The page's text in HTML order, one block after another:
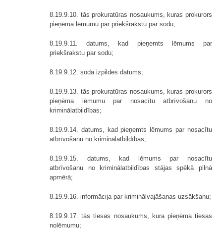
8.19.9.10. tās prokuratūras nosaukums, kuras prokurors
pieņēma lēmumu par priekšrakstu par sodu;
8.19.9.11. datums, kad pieņemts lēmums par
priekšrakstu par sodu;
8.19.9.12. soda izpildes datums;
8.19.9.13. tās prokuratūras nosaukums, kuras prokurors
pieņēma lēmumu par nosacītu atbrīvošanu no
kriminālatbildības;
8.19.9.14. datums, kad pieņemts lēmums par nosacītu
atbrīvošanu no kriminālatbildības;
8.19.9.15. datums, kad lēmums par nosacītu
atbrīvošanu no kriminālatbildības stājas spēkā pilnā
apmērā;
8.19.9.16. informācija par kriminālvajāšanas uzsākšanu;
8.19.9.17. tās tiesas nosaukums, kura pieņēma tiesas
nolēmumu;